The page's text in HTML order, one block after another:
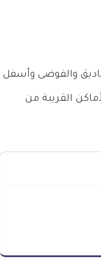
والفوضى وأسفل
القريبة من